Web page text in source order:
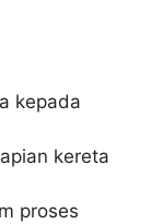
kepada
kereta
proses